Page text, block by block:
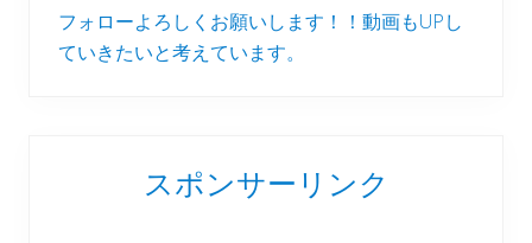
フォローよろしくお願いします！！動画もUPし
ていきたいと考えています。
スポンサーリンク